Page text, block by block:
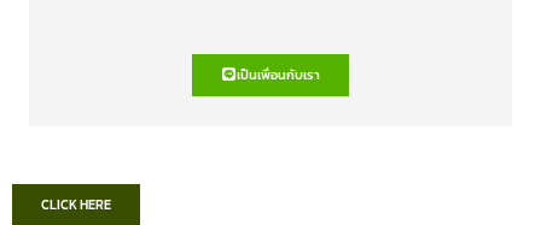
เป็นเพื่อนกับเรา
CLICK HERE